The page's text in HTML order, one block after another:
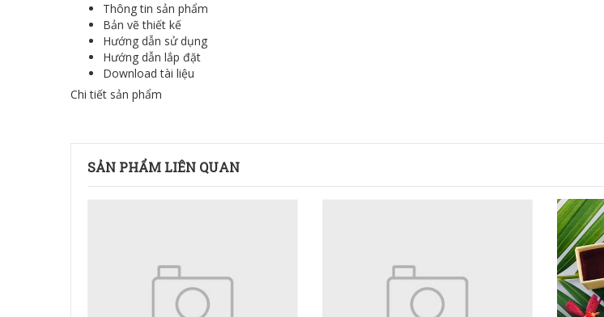
Thông tin sản phẩm
Bản vẽ thiết kế
Hướng dẫn sử dụng
Hướng dẫn lắp đặt
Download tài liệu
Chi tiết sản phẩm
SẢN PHẨM LIÊN QUAN